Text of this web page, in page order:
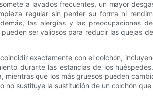
a lavados frecuentes, un mayor
regular sin perder su forma ni
las alergias y las preocupaciones
ser valiosos para reducir las quejas
exactamente con el colchón,
durante las estancias de los
que los más gruesos pueden
sustituye la sustitución de un colchón